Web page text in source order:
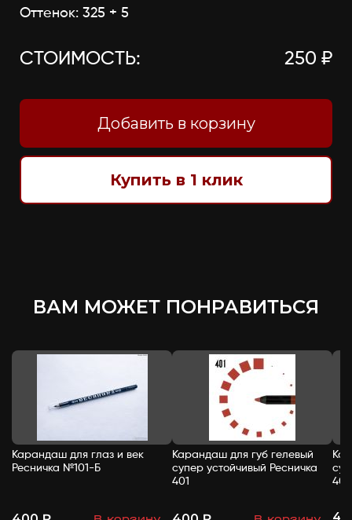
Оттенок: 325 + 5
СТОИМОСТЬ: 250 ₽
Добавить в корзину
Купить в 1 клик
ВАМ МОЖЕТ ПОНРАВИТЬСЯ
Карандаш для глаз и век
Ресничка №101-Б
Карандаш для губ гелевый
супер устойчивый Ресничка
401
402